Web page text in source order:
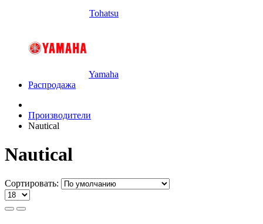
Tohatsu
Yamaha
Распродажа
Производители
Nautical
Nautical
Сортировать: